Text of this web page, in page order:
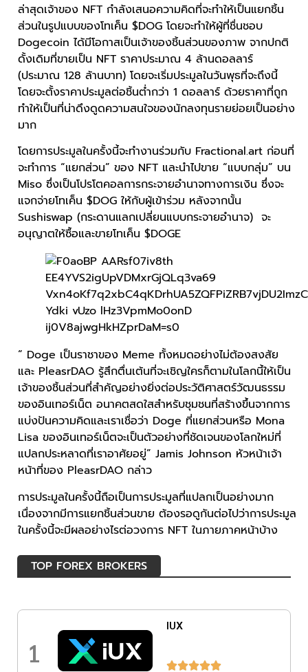
ล่าสุดเจ้าของ NFT กำลังเสนอความคิดที่จะทำให้เป็นแยกชิ้น
ส่วนในรูปแบบของโทเค็น $DOG โดยจะทำให้ผู้ที่ชื่นชอบ
Dogecoin ได้มีโอกาสเป็นเจ้าของชิ้นส่วนของภาพ จากปกติ
ดั้งเดิมที่ขายเป็น NFT ราคาประมาณ 4 ล้านดอลลาร์
(ประมาณ 128 ล้านบาท) โดยจะเริ่มประมูลในวันพุธที่จะถึงนี้
โดยจะตั้งราคาประมูลต่อชิ้นต่ำกว่า 1 ดอลลาร์ ด้วยราคาที่ถูก
ทำให้เป็นที่น่าดึงดูดความสนใจของนักลงทุนรายย่อยเป็นอย่าง
มาก
โดยการประมูลในครั้งนี้จะทำงานร่วมกับ Fractional.art ก่อนที่
จะทำการ “แยกส่วน” ของ NFT และนำไปขาย “แบบกลุ่ม” บน
Miso ซึ่งเป็นโปรโตคอลการกระจายอำนาจทางการเงิน ซึ่งจะ
แจกจ่ายโทเค็น $DOG ให้กับผู้เข้าร่วม หลังจากนั้น
Sushiswap (กระดานแลกเปลี่ยนแบบกระจายอำนาจ) จะ
อนุญาตให้ซื้อและขายโทเค็น $DOGE
“ Doge เป็นราชาของ Meme ทั้งหมดอย่างไม่ต้องสงสัย
และ PleasrDAO รู้สึกตื่นเต้นที่จะเชิญใครก็ตามในโลกนี้ให้เป็น
เจ้าของชิ้นส่วนที่สำคัญอย่างยิ่งต่อประวัติศาสตร์วัฒนธรรม
ของอินเทอร์เน็ต อนาคตสดใสสำหรับชุมชนที่สร้างขึ้นจากการ
แบ่งปันความคิดและเราเชื่อว่า Doge ที่แยกส่วนหรือ Mona
Lisa ของอินเทอร์เน็ตจะเป็นตัวอย่างที่ชัดเจนของโลกใหม่ที่
แปลกประหลาดที่เราอาศัยอยู่” Jamis Johnson หัวหน้าเจ้า
หน้าที่ของ PleasrDAO กล่าว
การประมูลในครั้งนี้ถือเป็นการประมูลที่แปลกเป็นอย่างมาก
เนื่องจากมีการแยกชิ้นส่วนขาย ต้องรอดูกันต่อไปว่าการประมูล
ในครั้งนี้จะมีผลอย่างไรต่อวงการ NFT ในภายภาคหน้าบ้าง
TOP FOREX BROKERS
1
IUX
